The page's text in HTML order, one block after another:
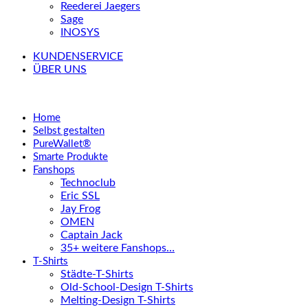
Reederei Jaegers
Sage
INOSYS
KUNDENSERVICE
ÜBER UNS
Home
Selbst gestalten
PureWallet®
Smarte Produkte
Fanshops
Technoclub
Eric SSL
Jay Frog
OMEN
Captain Jack
35+ weitere Fanshops…
T-Shirts
Städte-T-Shirts
Old-School-Design T-Shirts
Melting-Design T-Shirts